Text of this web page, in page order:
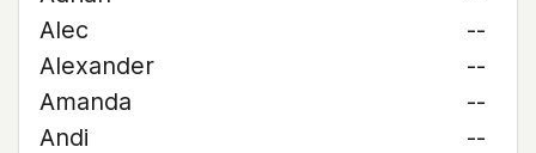
Alec
--
Alexander
--
Amanda
--
Andi
--